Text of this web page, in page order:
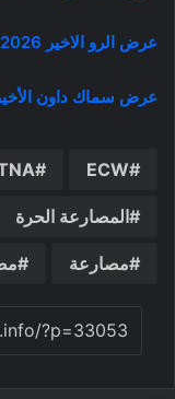
عرض الرو الاخير 8/6/2026 مترجم كامل
عرض سماك داون الأخير 26/6/2026
ECW
المصارعة الحرة
مصارعة